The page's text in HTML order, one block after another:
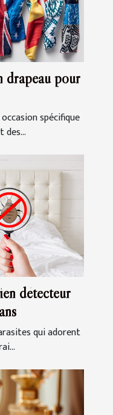
drapeau pour
spécifique
des...
détecteur
qui adorent